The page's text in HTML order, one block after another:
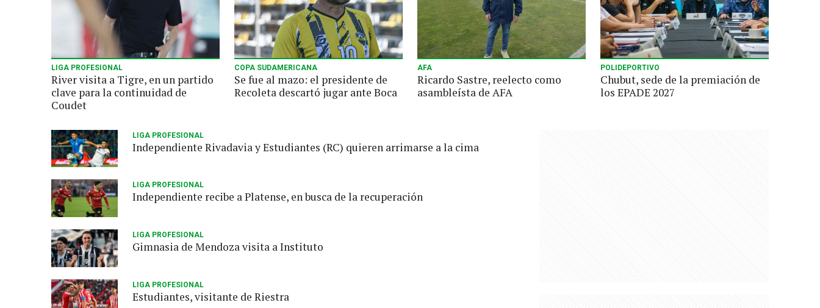
LIGA PROFESIONAL
River visita a Tigre, en un partido
clave para la continuidad de
Coudet
COPA SUDAMERICANA
Se fue al mazo: el presidente de
Recoleta descartó jugar ante Boca
AFA
Ricardo Sastre, reelecto como
asambleísta de AFA
POLIDEPORTIVO
Chubut, sede de la premiación de
los EPADE 2027
LIGA PROFESIONAL
Independiente Rivadavia y Estudiantes (RC) quieren arrimarse a la cima
LIGA PROFESIONAL
Independiente recibe a Platense, en busca de la recuperación
LIGA PROFESIONAL
Gimnasia de Mendoza visita a Instituto
LIGA PROFESIONAL
Estudiantes, visitante de Riestra